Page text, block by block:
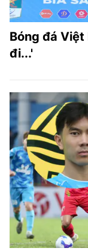
Bóng đá
đi...'